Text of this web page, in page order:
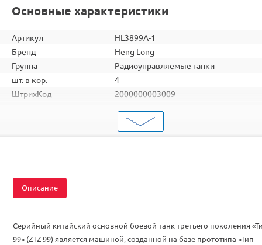
Основные характеристики
Артикул
HL3899A-1
Бренд
Heng Long
Группа
Радиоуправляемые танки
шт. в кор.
4
ШтрихКод
2000000003009
1/16
Описание
Серийный китайский основной боевой танк третьего поколения
99» (ZTZ-99) является машиной, созданной на базе прототипа «Тип